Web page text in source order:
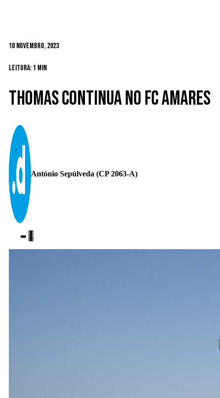
10 Novembro, 2023
Leitura: 1 min
Thomas continua no FC Amares
António Sepúlveda (CP 2063-A)